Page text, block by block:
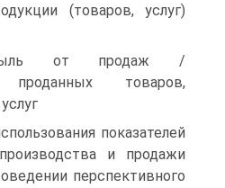
(товаров, услуг)
от продаж /
проданных товаров,
показателей
и продажи
перспективного